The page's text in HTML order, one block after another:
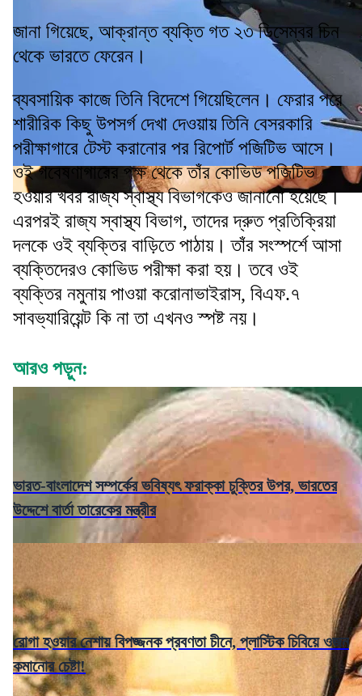
জানা গিয়েছে, আক্রান্ত ব্যক্তি গত ২৩ ডিসেম্বর চিন
থেকে ভারতে ফেরেন।
ব্যবসায়িক কাজে তিনি বিদেশে গিয়েছিলেন। ফেরার পরে
শারীরিক কিছু উপসর্গ দেখা দেওয়ায় তিনি বেসরকারি
পরীক্ষাগারে টেস্ট করানোর পর রিপোর্ট পজিটিভ আসে।
ওই গবেষণাগারের পক্ষ থেকে তাঁর কোভিড পজিটিভ
হওয়ার খবর রাজ্য স্বাস্থ্য বিভাগকেও জানানো হয়েছে।
এরপরই রাজ্য স্বাস্থ্য বিভাগ, তাদের দ্রুত প্রতিক্রিয়া
দলকে ওই ব্যক্তির বাড়িতে পাঠায়। তাঁর সংস্পর্শে আসা
ব্যক্তিদেরও কোভিড পরীক্ষা করা হয়। তবে ওই
ব্যক্তির নমুনায় পাওয়া করোনাভাইরাস, বিএফ.৭
সাবভ্যারিয়েন্ট কি না তা এখনও স্পষ্ট নয়।
আরও পড়ুন:
ভারত-বাংলাদেশ সম্পর্কের ভবিষ্যৎ ফরাক্কা চুক্তির উপর, ভারতের
উদ্দেশে বার্তা তারেকের মন্ত্রীর
রোগা হওয়ার নেশায় বিপজ্জনক প্রবণতা চীনে, প্লাস্টিক চিবিয়ে ওজন
কমানোর চেষ্টা!